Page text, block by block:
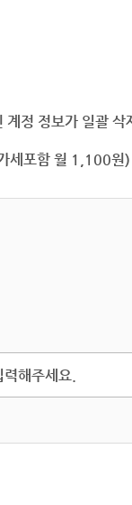
정 정보가 일괄
세포함 월 1,100원)